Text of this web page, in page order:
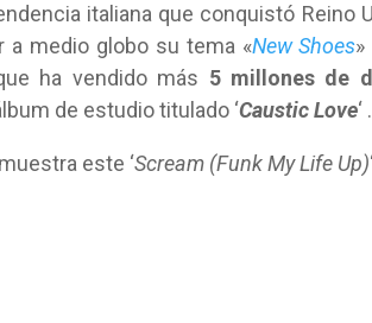
italiana que conquistó Reino
a medio globo su tema «New Shoes
ha vendido más 5 millones de
de estudio titulado ‘Caustic Love‘ .
este ‘Scream (Funk My Life Up)